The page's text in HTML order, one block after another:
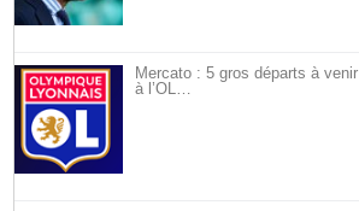
Mercato : 5 gros départs à venir
à l’OL…